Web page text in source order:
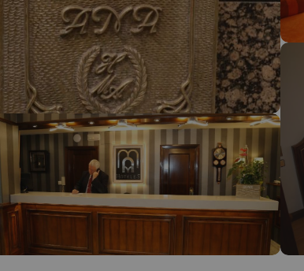
con tu búsqueda. Prueba a modificar el destino.
En cuanto encuentre su brújula vuelve.